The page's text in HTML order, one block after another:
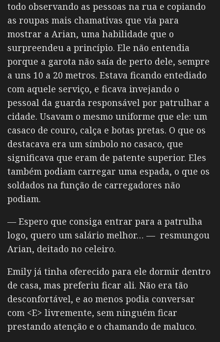
todo observando as pessoas na rua e copiando
as roupas mais chamativas que via para
mostrar a Arian, uma habilidade que o
surpreendeu a princípio. Ele não entendia
porque a garota não saía de perto dele, sempre
a uns 10 a 20 metros. Estava ficando entediado
com aquele serviço, e ficava invejando o
pessoal da guarda responsável por patrulhar a
cidade. Usavam o mesmo uniforme que ele: um
casaco de couro, calça e botas pretas. O que os
destacava era um símbolo no casaco, que
significava que eram de patente superior. Eles
também podiam carregar uma espada, o que os
soldados na função de carregadores não
podiam.
— Espero que consiga entrar para a patrulha
logo, quero um salário melhor… — resmungou
Arian, deitado no celeiro.
Emily já tinha oferecido para ele dormir dentro
de casa, mas preferiu ficar ali. Não era tão
desconfortável, e ao menos podia conversar
com <E> livremente, sem ninguém ficar
prestando atenção e o chamando de maluco.